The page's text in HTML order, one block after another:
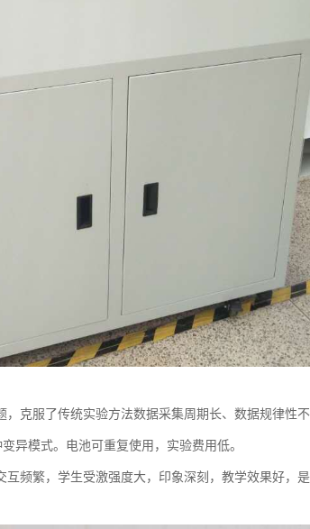
克服了传统实验方法数据采集周期长、数据规律性
异模式。电池可重复使用，实验费用低。
频繁，学生受激强度大，印象深刻，教学效果好，